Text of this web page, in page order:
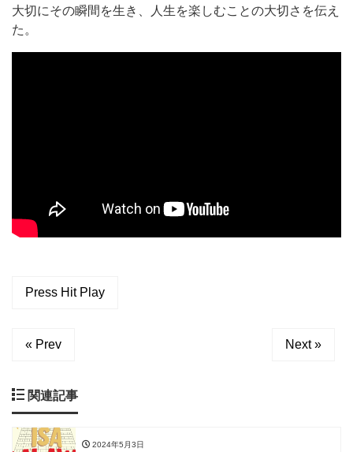
大切にその瞬間を生き、人生を楽しむことの大切さを伝え
た。
Press Hit Play
« Prev Next »
関連記事
2024年5月3日